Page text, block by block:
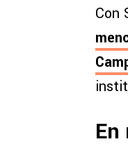
Con
En